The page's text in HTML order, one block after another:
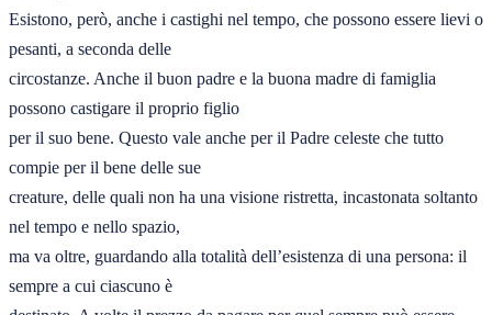
Esistono, però, anche i castighi nel tempo, che possono essere lievi o
pesanti, a seconda delle
circostanze. Anche il buon padre e la buona madre di famiglia
possono castigare il proprio figlio
per il suo bene. Questo vale anche per il Padre celeste che tutto
compie per il bene delle sue
creature, delle quali non ha una visione ristretta, incastonata soltanto
nel tempo e nello spazio,
ma va oltre, guardando alla totalità dell’esistenza di una persona: il
sempre a cui ciascuno è